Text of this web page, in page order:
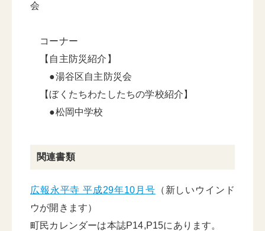
会
コーナー
【自主防災紹介】
●湯谷区自主防災会
【ぼくたちわたしたちの学校紹介】
●松岡中学校
関連書類
広報永平寺 平成29年10月号 （新しいウインド
ウが開きます）
町民カレンダーは本誌P14,P15にあります。